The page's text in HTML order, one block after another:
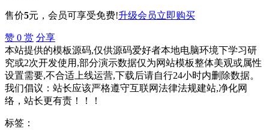
售价5元 ，会员可享受免费!升级会员立即购买
赞 0 赏 分享
本站提供的模板源码,仅供源码爱好者本地电脑环境下学习研
究或2次开发使用,部分演示数据仅为网站模板整体美观或属性
设置需要,不合适上线运营,下载后请自行24小时内删除数据。
我们倡议：站长应该严格遵守互联网法律法规建站,净化网
络，站长更有责！！！
标签：